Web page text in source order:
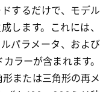
するだけで、モデル
します。これには、
パラメータ、および
ラーが含まれます。
または三角形の再メ